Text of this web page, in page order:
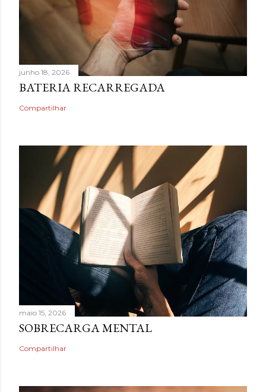
junho 18, 2026
BATERIA RECARREGADA
Compartilhar
maio 15, 2026
SOBRECARGA MENTAL
Compartilhar